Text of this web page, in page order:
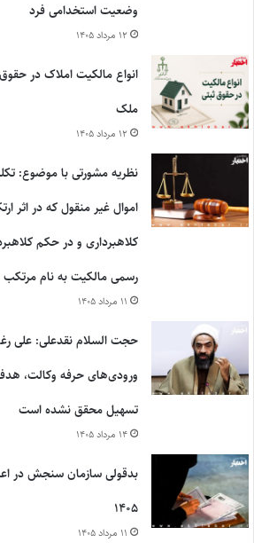
وضعیت استخدامی فرد
۱۲ مرداد ۱۴۰۵
ملک
۱۲ مرداد ۱۴۰۵
نظریه مشورتی با موضوع:
اموال غیر منقول که در اثر
کلاهبرداری و در حکم
رسمی مالکیت به نام
۱۱ مرداد ۱۴۰۵
حجت السلام نقدعلی: علی
ورودی‌های حرفه وکالت،
تسهیل محقق نشده است
۱۴ مرداد ۱۴۰۵
بدقولی سازمان سنجش در
۱۴۰۵
۱۱ مرداد ۱۴۰۵